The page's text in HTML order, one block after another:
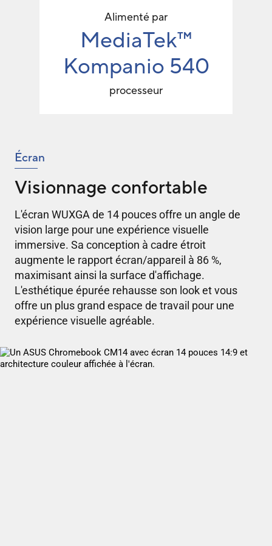
Alimenté par
MediaTek™
Kompanio 540
processeur
Écran
Visionnage confortable
L'écran WUXGA de 14 pouces offre un angle de
vision large pour une expérience visuelle
immersive. Sa conception à cadre étroit
augmente le rapport écran/appareil à 86 %,
maximisant ainsi la surface d'affichage.
L'esthétique épurée rehausse son look et vous
offre un plus grand espace de travail pour une
expérience visuelle agréable.